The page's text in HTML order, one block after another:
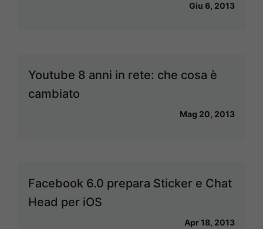
Giu 6, 2013
Youtube 8 anni in rete: che cosa è
cambiato
Mag 20, 2013
Facebook 6.0 prepara Sticker e Chat
Head per iOS
Apr 18, 2013